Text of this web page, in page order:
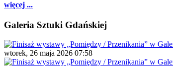
więcej ...
Galeria Sztuki Gdańskiej
wtorek, 26 maja 2026 07:58